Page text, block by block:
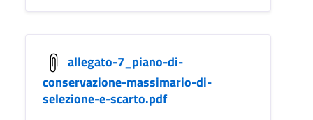
allegato-7_piano-di-
conservazione-massimario-di-
selezione-e-scarto.pdf